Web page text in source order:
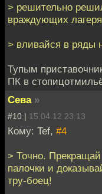
> решительно
враждующих
> вливайся в ряды
Тупым
ПК в
Сева »
#10 | 15.04.12 23:13
Кому: Tef, #4
> Точно. Прекращай
палочки и
тру-боец!